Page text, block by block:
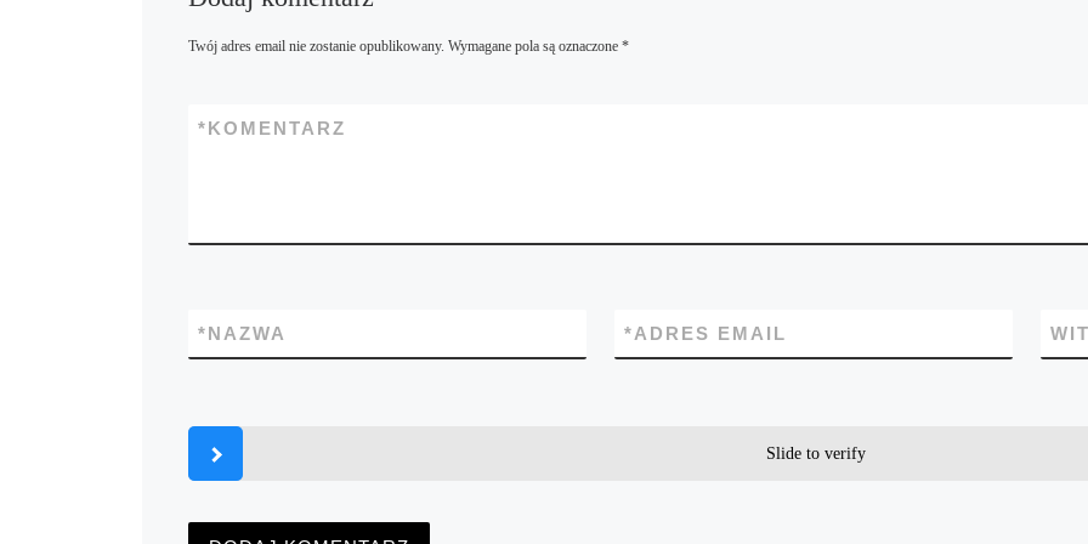
Twój adres email nie zostanie opublikowany. Wymagane pola są oznaczone *
KOMENTARZ
*
NAZWA
* ADRES EMAIL
*
Slide to verify